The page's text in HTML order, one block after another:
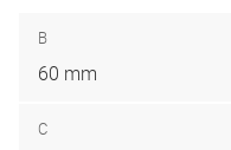
B
60 mm
C